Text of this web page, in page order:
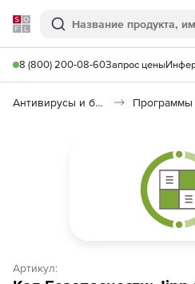
Softline
Поиск
8 (800) 200-08-60Запрос цены
Антивирусы и безопасность
Артикул: